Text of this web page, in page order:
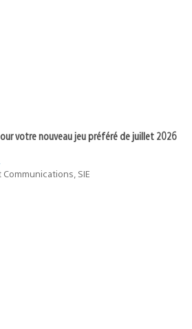
votre nouveau jeu préféré de juillet 2026
SIE